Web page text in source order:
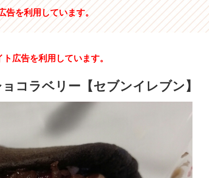
告を利用しています。
広告を利用しています。
コラベリー【セブンイレブン】